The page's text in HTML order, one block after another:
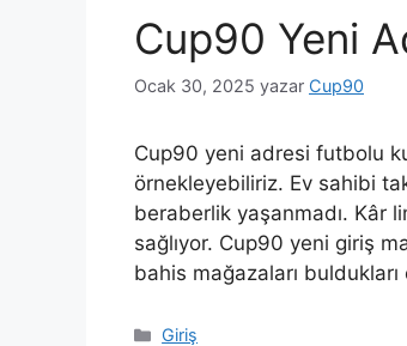
Cup90 Yeni
Ocak 30, 2025 yazar Cup90
Cup90 yeni adresi futbolu
örnekleyebiliriz. Ev sahibi
beraberlik yaşanmadı. Kâr
sağlıyor. Cup90 yeni giriş
bahis mağazaları
Kategoriler
Giriş